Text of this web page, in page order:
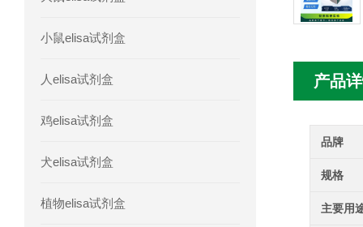
小鼠elisa试剂盒
人elisa试剂盒
鸡elisa试剂盒
犬elisa试剂盒
植物elisa试剂盒
产品
品牌
规格
主要用